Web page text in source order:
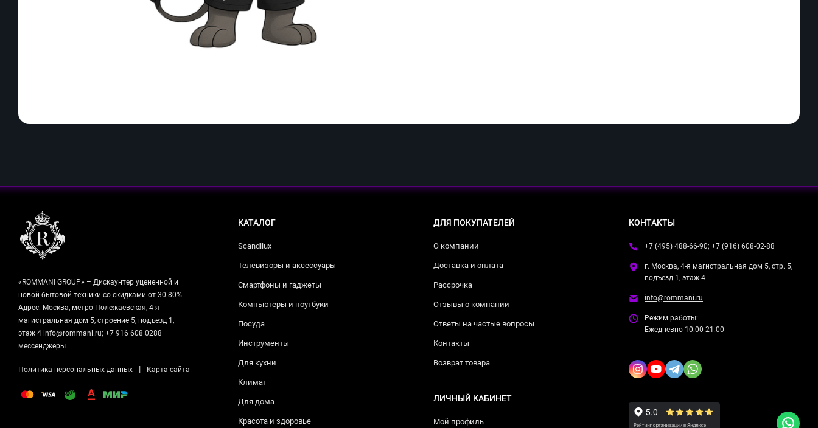
«ROMMANI GROUP» – Дискаунтер уцененной и
новой бытовой техники со скидками от 30-80%.
Адрес: Москва, метро Полежаевская, 4-я
магистральная дом 5, строение 5, подъезд 1,
этаж 4 info@rommani.ru; +7 916 608 0288
мессенджеры
Политика персональных данных | Карта сайта
КАТАЛОГ
Scandilux
Телевизоры и аксессуары
Смартфоны и гаджеты
Компьютеры и ноутбуки
Посуда
Инструменты
Для кухни
Климат
Для дома
Красота и здоровье
ДЛЯ ПОКУПАТЕЛЕЙ
О компании
Доставка и оплата
Рассрочка
Отзывы о компании
Ответы на частые вопросы
Контакты
Возврат товара
ЛИЧНЫЙ КАБИНЕТ
Мой профиль
КОНТАКТЫ
+7 (495) 488-66-90; +7 (916) 608-02-88
г. Москва, 4-я магистральная дом 5, стр. 5,
подъезд 1, этаж 4
info@rommani.ru
Режим работы:
Ежедневно 10:00-21:00